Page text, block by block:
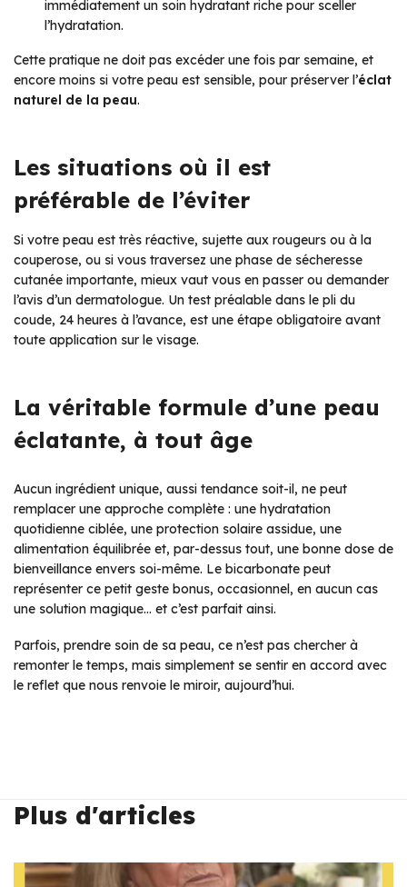
immédiatement un soin hydratant riche pour sceller
l’hydratation.
Cette pratique ne doit pas excéder une fois par semaine, et
encore moins si votre peau est sensible, pour préserver l’éclat
naturel de la peau.
Les situations où il est
préférable de l’éviter
Si votre peau est très réactive, sujette aux rougeurs ou à la
couperose, ou si vous traversez une phase de sécheresse
cutanée importante, mieux vaut vous en passer ou demander
l’avis d’un dermatologue. Un test préalable dans le pli du
coude, 24 heures à l’avance, est une étape obligatoire avant
toute application sur le visage.
La véritable formule d’une peau
éclatante, à tout âge
Aucun ingrédient unique, aussi tendance soit-il, ne peut
remplacer une approche complète : une hydratation
quotidienne ciblée, une protection solaire assidue, une
alimentation équilibrée et, par-dessus tout, une bonne dose de
bienveillance envers soi-même. Le bicarbonate peut
représenter ce petit geste bonus, occasionnel, en aucun cas
une solution magique… et c’est parfait ainsi.
Parfois, prendre soin de sa peau, ce n’est pas chercher à
remonter le temps, mais simplement se sentir en accord avec
le reflet que nous renvoie le miroir, aujourd’hui.
Plus d'articles